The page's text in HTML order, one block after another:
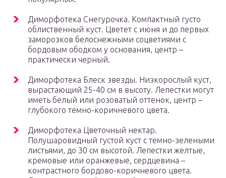
Диморфотека Снегурочка. Компактный густо
облиственный куст. Цветет с июня и до первых
заморозков белоснежными соцветиями с
бордовым ободком у основания, центр –
практически черный.
Диморфотека Блеск звезды. Низкорослый куст,
вырастающий 25-40 см в высоту. Лепестки могут
иметь белый или розоватый оттенок, центр –
глубокого темно-коричневого цвета.
Диморфотека Цветочный нектар.
Полушаровидный густой куст с темно-зелеными
листьями, до 30 см высотой. Лепестки желтые,
кремовые или оранжевые, сердцевина –
контрастного бордово-коричневого цвета.